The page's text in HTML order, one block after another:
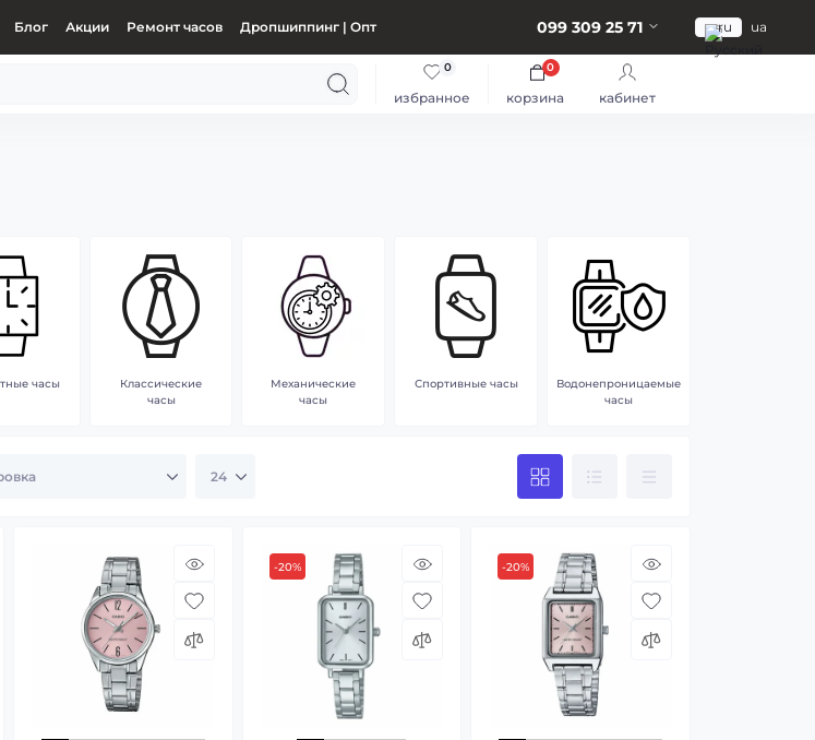
Блог Акции Ремонт часов Дропшиппинг | Опт 099 309 25 71 ru ua
избранное
0
корзина
0
кабинет
часы
Классические
часы
Механические
часы
Спортивные часы
Водонепроницаемые
часы
-20% -20%